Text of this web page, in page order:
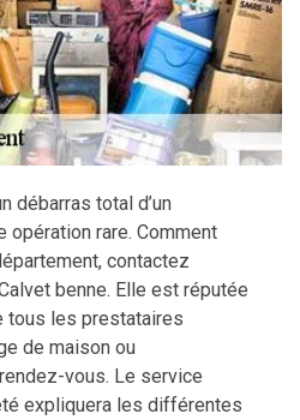
débarras total d’un
opération rare. Comment
contactez
benne. Elle est réputée
tous les prestataires
de maison ou
vous. Le service
expliquera les différentes